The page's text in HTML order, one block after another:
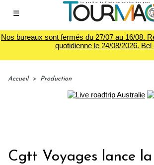
☰
Nos bureaux sont fermés du 27/07 au 16/08.
quotidienne le 24/08/2026. Bel
Accueil > Production
Cgtt Voyages lance